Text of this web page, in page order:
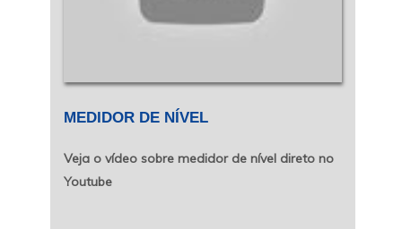
MEDIDOR DE NÍVEL
Veja o vídeo sobre medidor de nível direto no
Youtube